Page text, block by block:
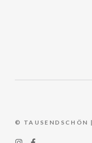
© TAUSENDSCHÖN